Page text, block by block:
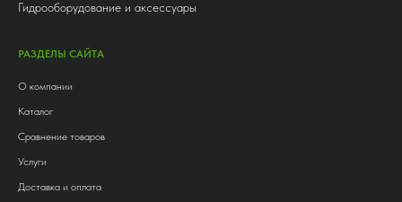
Гидрооборудование и аксессуары
РАЗДЕЛЫ САЙТА
О компании
Каталог
Сравнение товаров
Услуги
Доставка и оплата